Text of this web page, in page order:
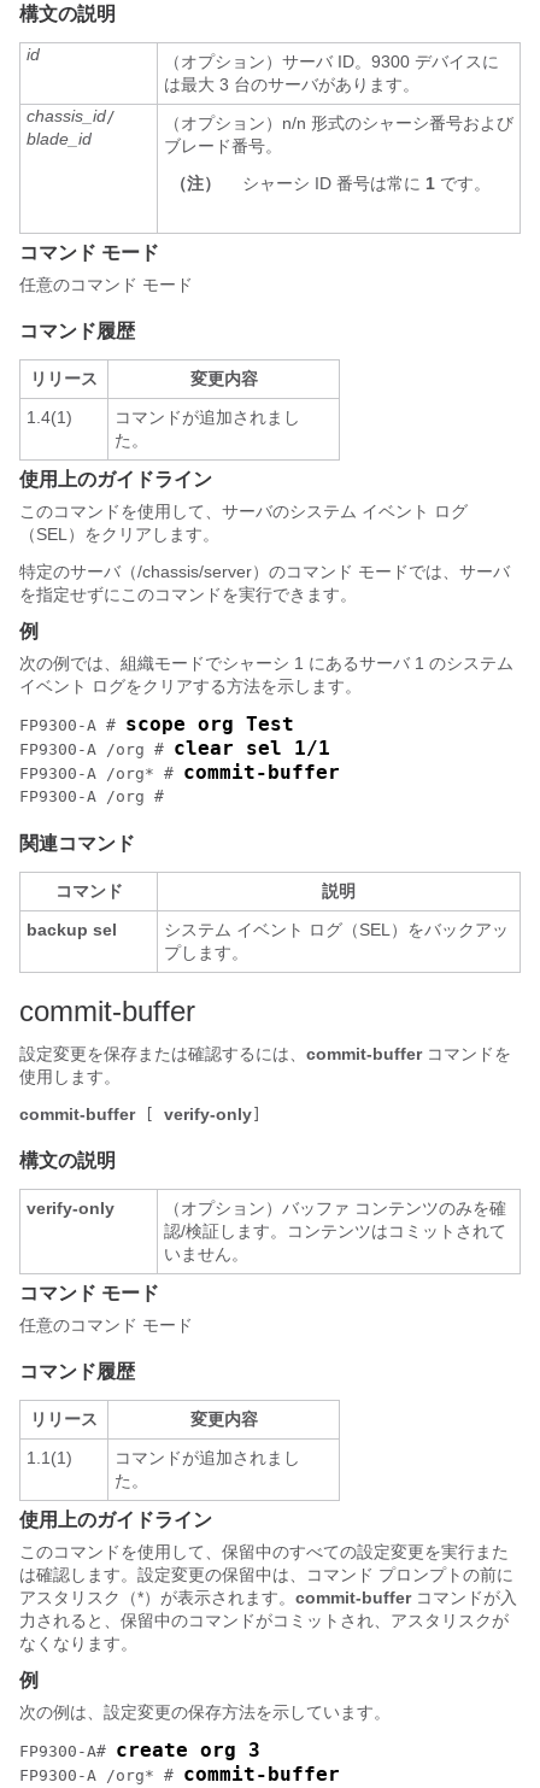
構文の説明
id
（オプション）サーバ ID。9300 デバイスに
は最大 3 台のサーバがあります。
chassis_id/
blade_id
（オプション）n/n 形式のシャーシ番号および
ブレード番号。
（注）
シャーシ ID 番号は常に 1 です。
コマンド モード
任意のコマンド モード
コマンド履歴
リリース
変更内容
1.4(1)
コマンドが追加されまし
た。
使用上のガイドライン
このコマンドを使用して、サーバのシステム イベント ログ
（SEL）をクリアします。
特定のサーバ（/chassis/server）のコマンド モードでは、サーバ
を指定せずにこのコマンドを実行できます。
例
次の例では、組織モードでシャーシ 1 にあるサーバ 1 のシステム
イベント ログをクリアする方法を示します。
FP9300-A # scope org Test
FP9300-A /org # clear sel 1/1
FP9300-A /org* # commit-buffer
FP9300-A /org #
関連コマンド
コマンド
説明
backup sel
システム イベント ログ（SEL）をバックアッ
プします。
commit-buffer
設定変更を保存または確認するには、 commit-buffer コマンドを
使用します。
commit-buffer[ verify-only
構文の説明
verify-only
（オプション）バッファ コンテンツのみを確
認/検証します。コンテンツはコミットされて
いません。
コマンド モード
任意のコマンド モード
コマンド履歴
リリース
変更内容
1.1(1)
コマンドが追加されまし
た。
使用上のガイドライン
このコマンドを使用して、保留中のすべての設定変更を実行また
は確認します。設定変更の保留中は、コマンド プロンプトの前に
アスタリスク（*）が表示されます。 commit-buffer コマンドが入
力されると、保留中のコマンドがコミットされ、アスタリスクが
なくなります。
例
次の例は、設定変更の保存方法を示しています。
FP9300-A# create org 3
FP9300-A /org* # commit-buffer